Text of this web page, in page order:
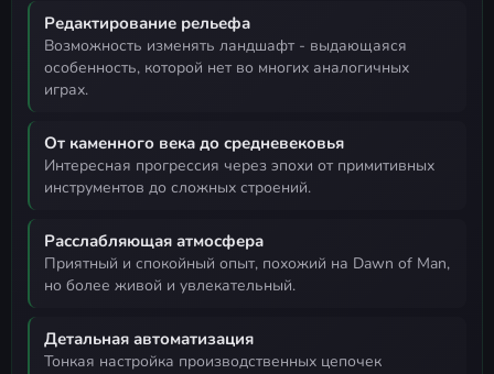
Редактирование рельефа
возможность изменять ландшафт - выдающаяся
особенность, которой нет во многих аналогичных
играх.
От каменного века до средневековья
интересная прогрессия через эпохи от примитивных
инструментов до сложных строений.
Расслабляющая атмосфера
приятный и спокойный опыт, похожий на Dawn of Man,
но более живой и увлекательный.
Детальная автоматизация
тонкая настройка производственных цепочек